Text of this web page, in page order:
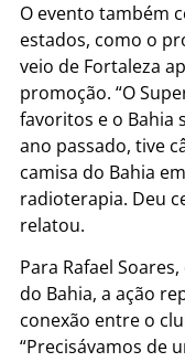
O evento também
estados, como o
veio de Fortaleza
promoção. “O
favoritos e o Bahia
ano passado, tive
camisa do Bahia
radioterapia. Deu
relatou.
Para Rafael
do Bahia, a ação
conexão entre o
“Precisávamos de